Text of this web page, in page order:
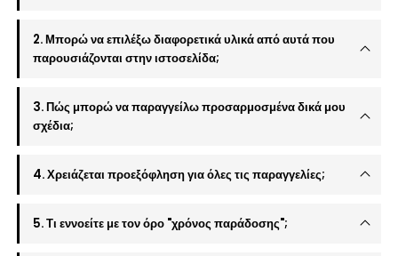
2. Μπορώ να επιλέξω διαφορετικά υλικά από αυτά που
παρουσιάζονται στην ιστοσελίδα;
3. Πώς μπορώ να παραγγείλω προσαρμοσμένα δικά μου
σχέδια;
4. Χρειάζεται προεξόφληση για όλες τις παραγγελίες;
5. Τι εννοείτε με τον όρο "χρόνος παράδοσης";